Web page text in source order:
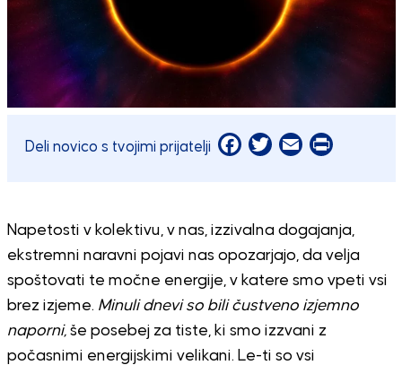
Deli novico s tvojimi prijatelji Facebook
Twitter
EmailPrint
Napetosti v kolektivu, v nas, izzivalna dogajanja,
ekstremni naravni pojavi nas opozarjajo, da velja
spoštovati te močne energije, v katere smo vpeti vsi
brez izjeme. Minuli dnevi so bili čustveno izjemno
naporni,še posebej za tiste, ki smo izzvani z
počasnimi energijskimi velikani. Le-ti so vsi